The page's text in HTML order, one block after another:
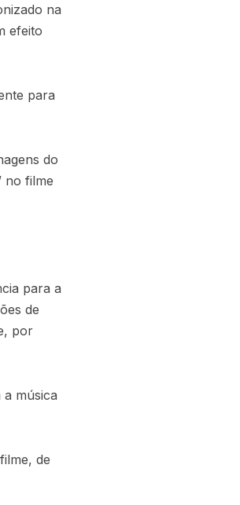
na
efeito
para
do
no filme
para a
de
por
música
de